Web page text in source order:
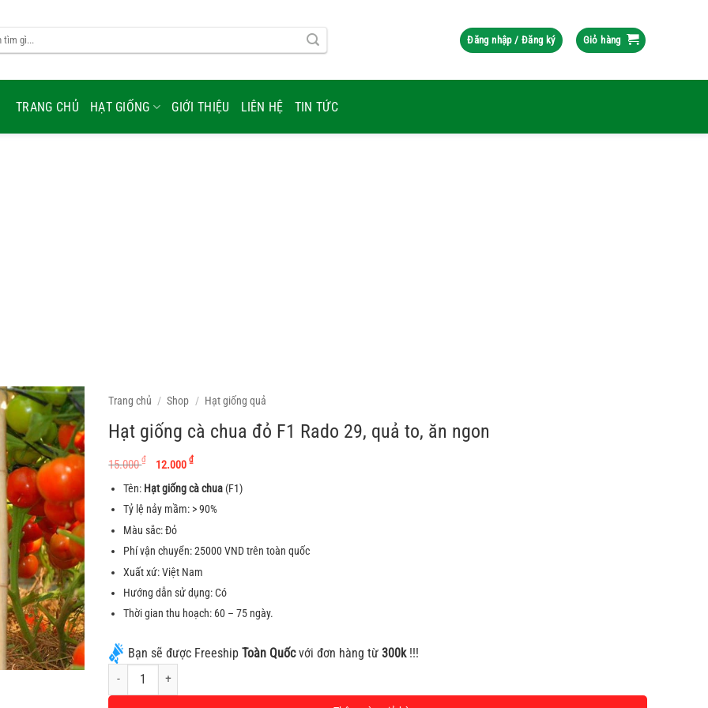
Đăng nhập / Đăng ký Giỏ hàng
TRANG CHỦ HẠT GIỐNG GIỚI THIỆU LIÊN HỆ TIN TỨC
Trang chủ / Shop / Hạt giống quả
Hạt giống cà chua đỏ F1 Rado 29, quả to, ăn ngon
15.000₫ Giá gốc là: 15.000 ₫.
12.000₫Giá hiện tại là: 12.000 ₫.
Tên: Hạt giống cà chua (F1)
Tỷ lệ nảy mầm: > 90%
Màu sắc: Đỏ
Phí vận chuyển: 25000 VND trên toàn quốc
Xuất xứ: Việt Nam
Hướng dẫn sử dụng: Có
Thời gian thu hoạch: 60 – 75 ngày.
Bạn sẽ được FreeshipToàn Quốcvới đơn hàng từ300k!!!
Hạt giống cà chua đỏ F1 Rado 29, quả to, ăn ngon số lượng
Alternative: